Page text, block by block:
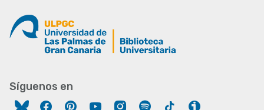
Síguenos en
FacebookPinterestYouTubeInstagram
Spotify Tiktok